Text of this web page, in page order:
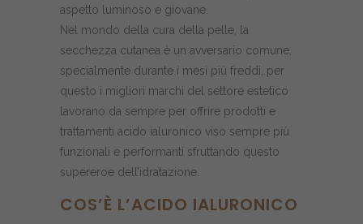
aspetto luminoso e giovane.
Nel mondo della cura della pelle, la
secchezza cutanea è un avversario comune,
specialmente durante i mesi più freddi, per
questo i migliori marchi del settore estetico
lavorano da sempre per offrire prodotti e
trattamenti acido ialuronico viso sempre più
funzionali e performanti sfruttando questo
supereroe dell’idratazione.
COS’È L’ACIDO IALURONICO